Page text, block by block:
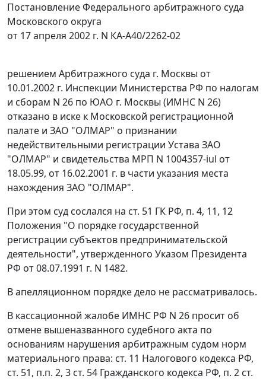
Постановление Федерального арбитражного суда
Московского округа
от 17 апреля 2002 г. N КА-А40/2262-02
решением Арбитражного суда г. Москвы от
10.01.2002 г. Инспекции Министерства РФ по налогам
и сборам N 26 по ЮАО г. Москвы (ИМНС N 26)
отказано в иске к Московской регистрационной
палате и ЗАО "ОЛМАР" о признании
недействительными регистрации Устава ЗАО
"ОЛМАР" и свидетельства МРП N 1004357-iul от
18.05.99, от 16.02.2001 г. в части указания места
нахождения ЗАО "ОЛМАР".
При этом суд сослался на ст. 51 ГК РФ, п. 4, 11, 12
Положения "О порядке государственной
регистрации субъектов предпринимательской
деятельности", утвержденного Указом Президента
РФ от 08.07.1991 г. N 1482.
В апелляционном порядке дело не рассматривалось.
В кассационной жалобе ИМНС РФ N 26 просит об
отмене вышеназванного судебного акта по
основаниям нарушения арбитражным судом норм
материального права: ст. 11 Налогового кодекса РФ,
ст. 51, п.п. 2, 3 ст. 54 Гражданского кодекса РФ, п. 2 ст.